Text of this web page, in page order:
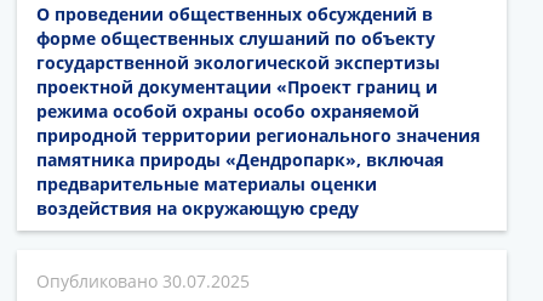
О проведении общественных обсуждений в
форме общественных слушаний по объекту
государственной экологической экспертизы
проектной документации «Проект границ и
режима особой охраны особо охраняемой
природной территории регионального значения
памятника природы «Дендропарк», включая
предварительные материалы оценки
воздействия на окружающую среду
30.07.2025